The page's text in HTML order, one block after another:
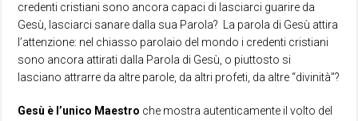
credenti cristiani sono ancora capaci di lasciarci guarire da
Gesù, lasciarci sanare dalla sua Parola? La parola di Gesù attira
l’attenzione: nel chiasso parolaio del mondo i credenti cristiani
sono ancora attirati dalla Parola di Gesù, o piuttosto si
lasciano attrarre da altre parole, da altri profeti, da altre “divinità”?
Gesù è l’unico Maestro che mostra autenticamente il volto del